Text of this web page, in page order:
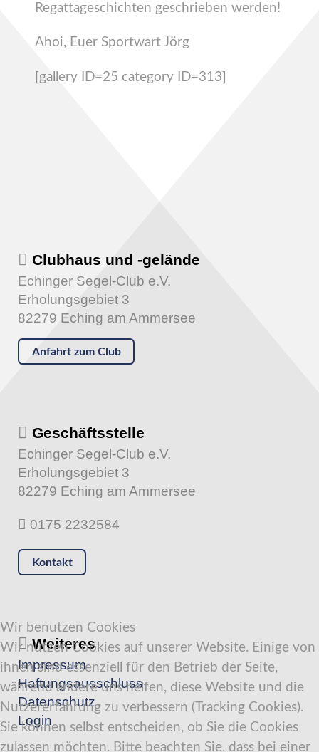
Regattageschichten geschrieben werden!
Ahoi, Euer Sportwart Jörg
[gallery ID=25 category ID=313]
Clubhaus und -gelände
Echinger Segel-Club e.V.
Erholungsgebiet 3
82279 Eching am Ammersee
Anfahrt zum Club
Geschäftsstelle
Echinger Segel-Club e.V.
Erholungsgebiet 3
82279 Eching am Ammersee
0175 2232584
Kontakt
Weiteres
Impressum
Haftungsausschluss
Datenschutz
Login
Wir benutzen Cookies
Wir nutzen Cookies auf unserer Website. Einige von
ihnen sind essenziell für den Betrieb der Seite,
während andere uns helfen, diese Website und die
Nutzererfahrung zu verbessern (Tracking Cookies).
Sie können selbst entscheiden, ob Sie die Cookies
zulassen möchten. Bitte beachten Sie, dass bei einer